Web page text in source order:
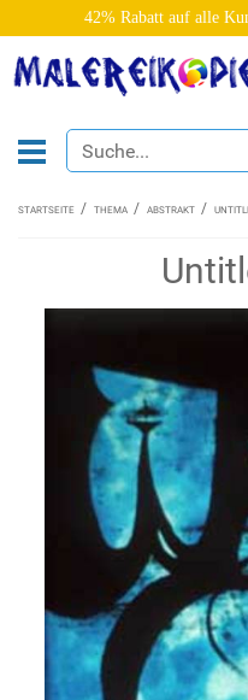
42% Rabatt auf alle
STARTSEITE THEMA ABSTRAKT